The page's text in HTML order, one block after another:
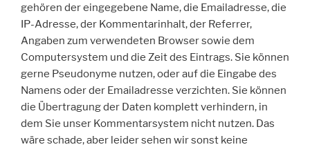
gehören der eingegebene Name, die Emailadresse, die
IP-Adresse, der Kommentarinhalt, der Referrer,
Angaben zum verwendeten Browser sowie dem
Computersystem und die Zeit des Eintrags. Sie können
gerne Pseudonyme nutzen, oder auf die Eingabe des
Namens oder der Emailadresse verzichten. Sie können
die Übertragung der Daten komplett verhindern, in
dem Sie unser Kommentarsystem nicht nutzen. Das
wäre schade, aber leider sehen wir sonst keine